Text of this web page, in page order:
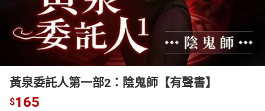
黃泉委託人第一部2：陰鬼師【有聲書】
$165